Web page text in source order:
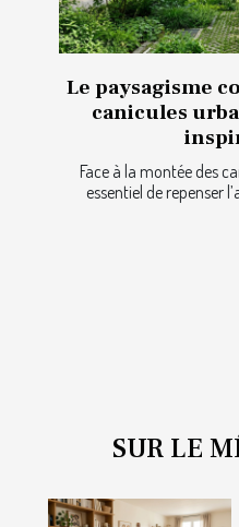
Le paysagisme
canicules
Face à la montée des
essentiel de repenser
SUR LE